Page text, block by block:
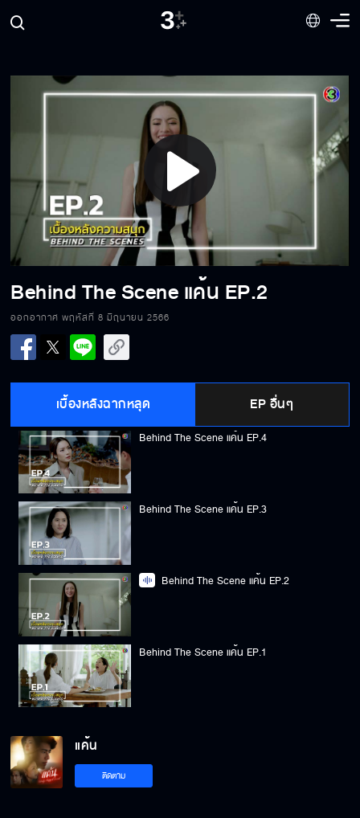
Play
Video
Behind The Scene แค้น EP.2
ออกอากาศ พฤหัสที่ 8 มิถุนายน 2566
เบื้องหลังฉากหลุด EP อื่นๆ
Behind The Scene แค้น EP.10
Behind The Scene แค้น EP.9
Behind The Scene แค้น EP.8
Behind The Scene แค้น EP.7
Behind The Scene แค้น EP.6
Behind The Scene แค้น EP.4
Behind The Scene แค้น EP.3
Behind The Scene แค้น EP.2
Behind The Scene แค้น EP.1
แค้น
ติดตาม